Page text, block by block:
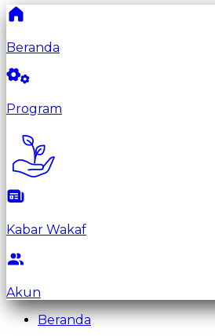
Beranda
Program
Kabar Wakaf
Akun
Beranda